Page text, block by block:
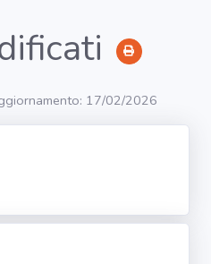
17/02/2026